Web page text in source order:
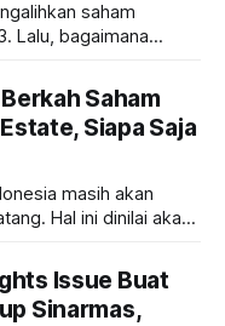
saham
Lalu, bagaimana
Saham
Siapa Saja
masih akan
Hal ini dinilai akan
Issue Buat
Sinarmas,